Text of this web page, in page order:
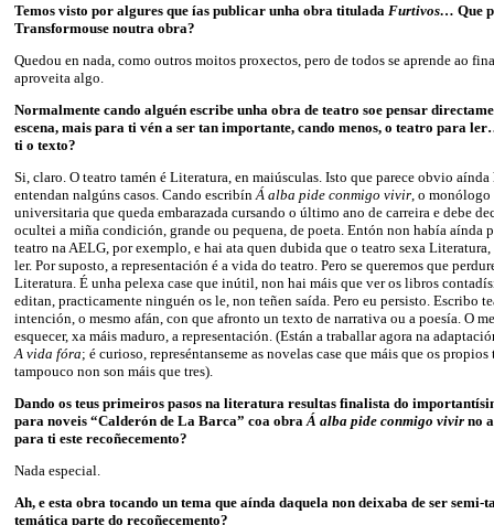
Temos visto por algures que ías publicar unha obra titulada Furtivos… Que
Transformouse noutra obra?
Quedou en nada, como outros moitos proxectos, pero de todos se aprende ao
aproveita algo.
Normalmente cando alguén escribe unha obra de teatro soe pensar
escena, mais para ti vén a ser tan importante, cando menos, o teatro para
ti o texto?
Si, claro. O teatro tamén é Literatura, en maiúsculas. Isto que parece obvio aínda
entendan nalgúns casos. Cando escribín Á alba pide conmigo vivir , o
universitaria que queda embarazada cursando o último ano de carreira e debe
ocultei a miña condición, grande ou pequena, de poeta. Entón non había aínda
teatro na AELG, por exemplo, e hai ata quen dubida que o teatro sexa Literatura,
ler. Por suposto, a representación é a vida do teatro. Pero se queremos que
Literatura. É unha pelexa case que inútil, non hai máis que ver os libros
editan, practicamente ninguén os le, non teñen saída. Pero eu persisto. Escribo
intención, o mesmo afán, con que afronto un texto de narrativa ou a poesía. O
esquecer, xa máis maduro, a representación. (Están a traballar agora na
A vida fóra; é curioso, represéntanseme as novelas case que máis que os
tampouco non son máis que tres).
Dando os teus primeiros pasos na literatura resultas finalista do
para noveis “Calderón de La Barca” coa obra Á alba pide conmigo vivir no
para ti este recoñecemento?
Nada especial.
Ah, e esta obra tocando un tema que aínda daquela non deixaba de ser
temática parte do recoñecemento?